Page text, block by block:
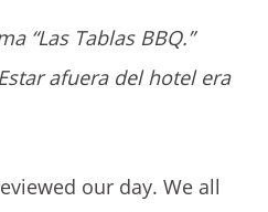
“Las Tablas BBQ.”
afuera del hotel era
our day. We all